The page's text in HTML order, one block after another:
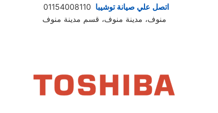
اتصل علي صيانة توشيبا
منوف، مدينة منوف، قسم مدينة منوف